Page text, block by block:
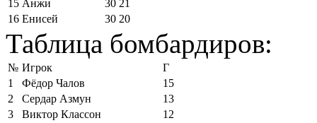
15 Анжи 30 21
16 Енисей 30 20
Таблица бомбардиров:
№ Игрок
Г
1
Фёдор Чалов
15
2
Сердар Азмун
13
3
Виктор Классон
12